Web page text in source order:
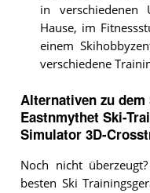
in verschiedenen
Hause, im
einem
verschiedene
Alternativen zu dem
Eastnmythet Ski-
Simulator 3D-
Noch nicht
besten Ski